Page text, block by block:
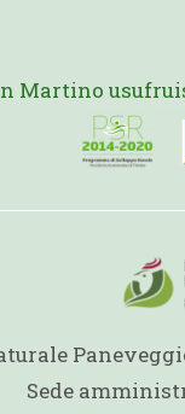
Martino
Sede